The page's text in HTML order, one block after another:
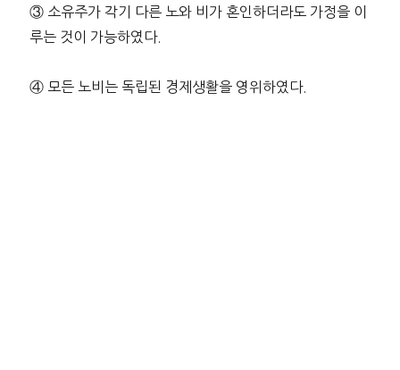
③ 소유주가 각기 다른 노와 비가 혼인하더라도 가정을 이
루는 것이 가능하였다.
④ 모든 노비는 독립된 경제생활을 영위하였다.